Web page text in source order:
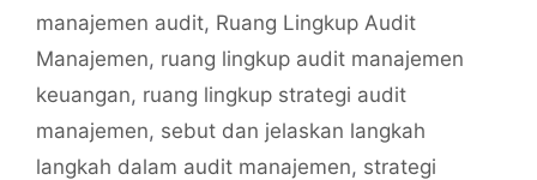
manajemen audit, Ruang Lingkup Audit
Manajemen, ruang lingkup audit manajemen
keuangan, ruang lingkup strategi audit
manajemen, sebut dan jelaskan langkah
langkah dalam audit manajemen, strategi